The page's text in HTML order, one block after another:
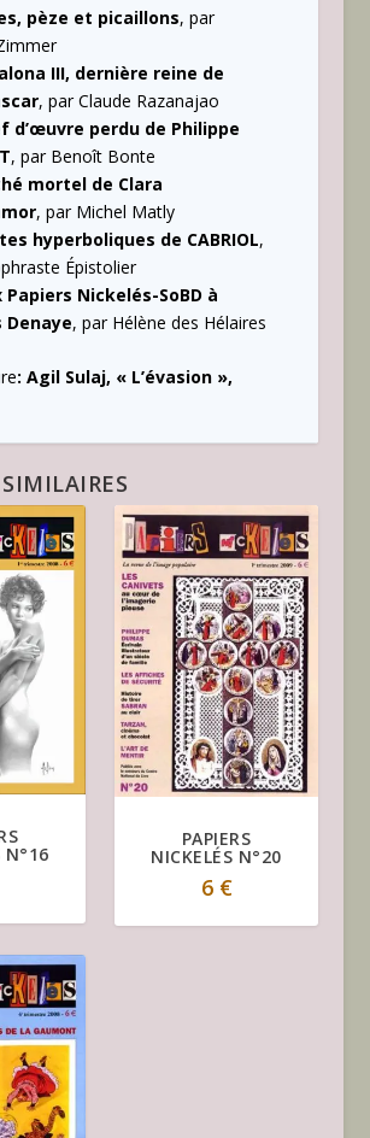
pèze et picaillons, par
III, dernière reine de
, par Claude Razanajao
d’œuvre perdu de Philippe
, par Benoît Bonte
mortel de Clara
, par Michel Matly
hyperboliques de CABRIOL,
Épistolier
Papiers Nickelés-SoBD à
Denaye, par Hélène des Hélaires
: Agil Sulaj, « L’évasion »,
N°16
PAPIERS
NICKELÉS N°20
6 €